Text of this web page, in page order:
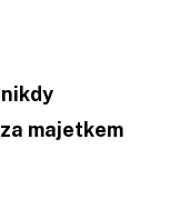
majetkem